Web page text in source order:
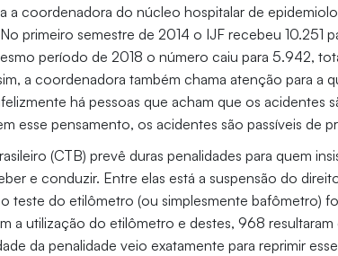
a coordenadora do núcleo hospitalar de
primeiro semestre de 2014 o IJF recebeu 10.251
período de 2018 o número caiu para 5.942,
a coordenadora também chama atenção para a
há pessoas que acham que os acidentes
esse pensamento, os acidentes são passíveis de
(CTB) prevê duras penalidades para quem
e conduzir. Entre elas está a suspensão do
teste do etilômetro (ou simplesmente bafômetro)
a utilização do etilômetro e destes, 968 resultaram
da penalidade veio exatamente para reprimir